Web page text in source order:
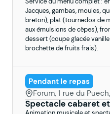
Jacques, gambas, moules,
breton), plat (tournedos de
aux émulsions de cèpes),
dessert (coupe glacée
brochette de fruits frais).
Pendant le repas
Forum, 1 rue du
Spectacle cabaret